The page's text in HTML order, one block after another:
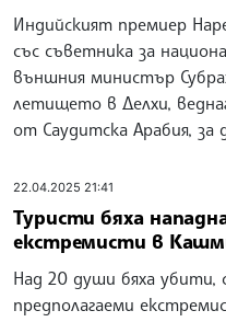
Индийският премиер
със съветника за
външния министър
летището в Делхи,
от Саудитска Арабия, за
22.04.2025 21:41
Туристи бяха
екстремисти в
Над 20 души бяха убити,
предполагаеми